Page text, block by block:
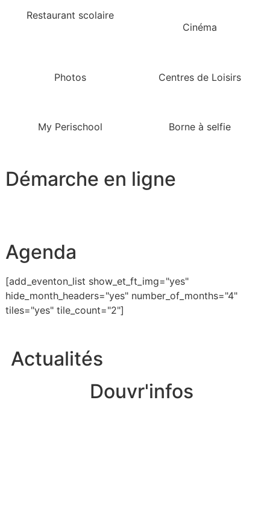
Restaurant scolaire
Cinéma
Photos Centres de Loisirs
My Perischool Borne à selfie
Démarche en ligne
Agenda
[add_eventon_list show_et_ft_img="yes"
hide_month_headers="yes" number_of_months="4"
tiles="yes" tile_count="2"]
Actualités
Douvr'infos